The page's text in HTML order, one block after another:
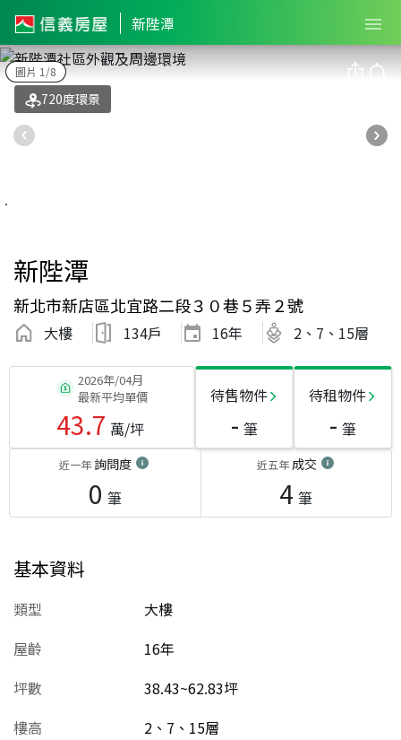
新陛潭
圖片 1/8
720度環景
新陛潭
新北市新店區北宜路二段３０巷５弄２號
大樓 134戶 16年 2、7、15層
2026年/04月
最新平均單價
43.7 萬/坪
待售物件
- 筆
待租物件
- 筆
近一年詢問度
0 筆
近五年成交
4 筆
基本資料
類型
大樓
屋齡
16年
坪數
38.43~62.83坪
樓高
2、7、15層